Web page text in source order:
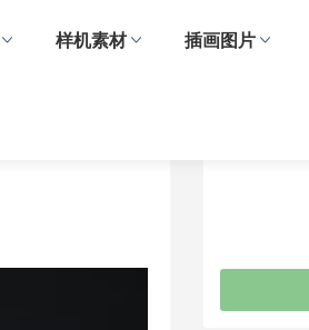
样机素材 插画图片